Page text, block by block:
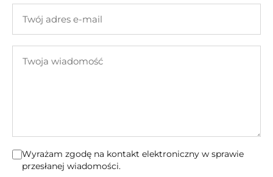
adres
mail
wiadomość
Wyrażam zgodę na kontakt elektroniczny w sprawie
przesłanej wiadomości.